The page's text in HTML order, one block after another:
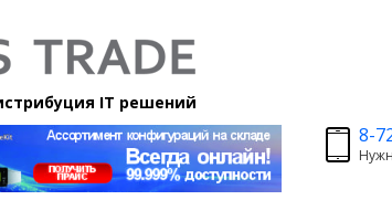
IT решений
8-